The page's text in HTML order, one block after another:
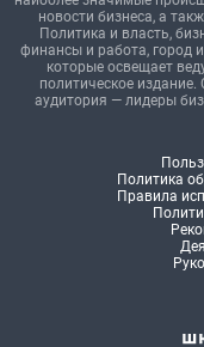
новости бизнеса, а
Политика и власть,
финансы и работа, город
которые освещает
политическое
аудитория — лидеры
Политика
Правила